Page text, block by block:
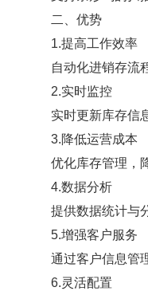
二、优势
1.提高工作效率
自动化进销存流
2.实时监控
实时更新库存信
3.降低运营成本
优化库存管理，
4.数据分析
提供数据统计与
5.增强客户服务
通过客户信息管
6.灵活配置